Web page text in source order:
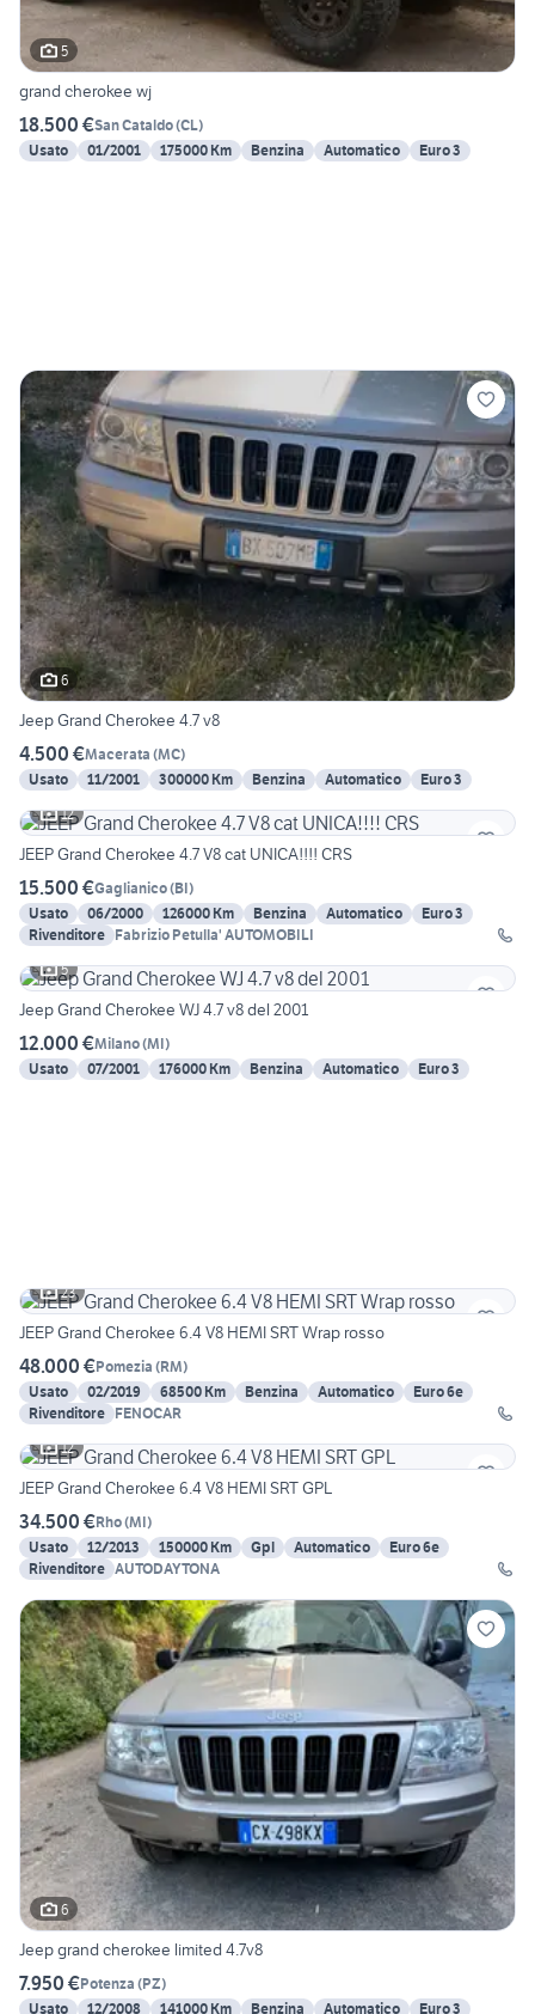
5
grand cherokee wj
18.500 €San Cataldo(CL)
Usato
01/2001 175000 Km Benzina Automatico Euro 3
6
Jeep Grand Cherokee 4.7 v8
4.500 €Macerata (MC)
Usato
11/2001 300000 Km Benzina Automatico
Euro 3
12
JEEP Grand Cherokee 4.7 V8 cat UNICA!!!! CRS
15.500 €Gaglianico(BI)
Usato
06/2000 126000 Km Benzina Automatico
Euro 3
Rivenditore Fabrizio Petulla' AUTOMOBILI
5
Jeep Grand Cherokee WJ 4.7 v8 del 2001
12.000 €Milano(MI)
Usato
07/2001 176000 Km Benzina Automatico Euro 3
23
JEEP Grand Cherokee 6.4 V8 HEMI SRT Wrap rosso
48.000 €Pomezia (RM)
Usato
02/2019 68500 Km Benzina Automatico
Euro 6e
Rivenditore FENOCAR
12
JEEP Grand Cherokee 6.4 V8 HEMI SRT GPL
34.500 €Rho(MI)
Usato
12/2013 150000 Km Gpl Automatico
Euro 6e
Rivenditore AUTODAYTONA
6
Jeep grand cherokee limited 4.7v8
7.950 €Potenza (PZ)
Usato
12/2008 141000 Km Benzina Automatico Euro 3